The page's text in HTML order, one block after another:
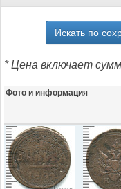
Искать по
* Цена включает
Фото и информация